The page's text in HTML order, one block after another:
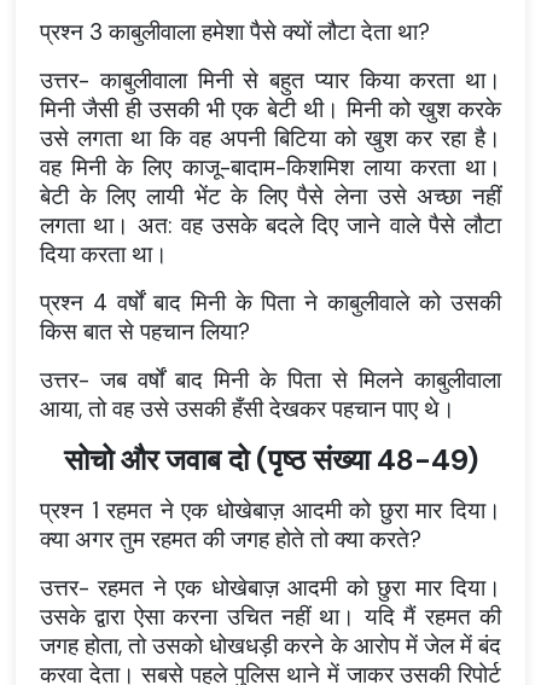
प्रश्न 3 काबुलीवाला हमेशा पैसे क्यों लौटा देता था?
उत्तर- काबुलीवाला मिनी से बहुत प्यार किया करता था।
मिनी जैसी ही उसकी भी एक बेटी थी। मिनी को खुश करके
उसे लगता था कि वह अपनी बिटिया को खुश कर रहा है।
वह मिनी के लिए काजू-बादाम-किशमिश लाया करता था।
बेटी के लिए लायी भेंट के लिए पैसे लेना उसे अच्छा नहीं
लगता था। अत: वह उसके बदले दिए जाने वाले पैसे लौटा
दिया करता था।
प्रश्न 4 वर्षों बाद मिनी के पिता ने काबुलीवाले को उसकी
किस बात से पहचान लिया?
उत्तर- जब वर्षों बाद मिनी के पिता से मिलने काबुलीवाला
आया, तो वह उसे उसकी हँसी देखकर पहचान पाए थे।
सोचो और जवाब दो (पृष्ठ संख्या 48-49)
प्रश्न 1 रहमत ने एक धोखेबाज़ आदमी को छुरा मार दिया।
क्या अगर तुम रहमत की जगह होते तो क्या करते?
उत्तर- रहमत ने एक धोखेबाज़ आदमी को छुरा मार दिया।
उसके द्वारा ऐसा करना उचित नहीं था। यदि मैं रहमत की
जगह होता, तो उसको धोखधड़ी करने के आरोप में जेल में बंद
करवा देता। सबसे पहले पुलिस थाने में जाकर उसकी रिपोर्ट